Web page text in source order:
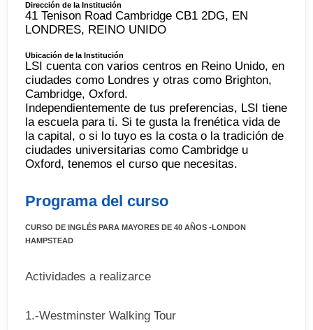
Dirección de la Institución
41 Tenison Road Cambridge CB1 2DG, EN
LONDRES, REINO UNIDO
Ubicación de la Institución
LSI cuenta con varios centros en Reino Unido, en
ciudades como Londres y otras como Brighton,
Cambridge, Oxford.
Independientemente de tus preferencias, LSI tiene
la escuela para ti. Si te gusta la frenética vida de
la capital, o si lo tuyo es la costa o la tradición de
ciudades universitarias como Cambridge u
Oxford, tenemos el curso que necesitas.
Programa del curso
CURSO DE INGLÉS PARA MAYORES DE 40 AÑOS -LONDON
HAMPSTEAD
Actividades a realizarce
1.-Westminster Walking Tour